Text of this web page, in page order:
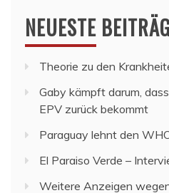
NEUESTE
Theorie zu den
Gaby kämpft darum,
EPV zurück bekommt
Paraguay lehnt den
El Paraiso Verde –
Weitere Anzeigen